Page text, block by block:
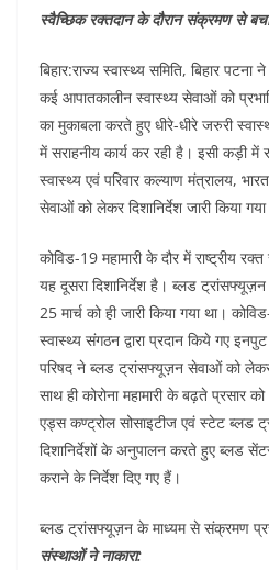
स्वैच्छिक रक्तदान के दौरान संक्रमण से
बिहार:राज्य स्वास्थ्य समिति, बिहार
कई आपातकालीन स्वास्थ्य सेवाओं को
का मुकाबला करते हुए धीरे-धीरे जरुरी
में सराहनीय कार्य कर रही है। इसी कड़ी में
स्वास्थ्य एवं परिवार कल्याण मंत्रालय,
सेवाओं को लेकर दिशानिर्देश जारी किया
कोविड-19 महामारी के दौर में राष्ट्रीय रक्त
यह दूसरा दिशानिर्देश है। ब्लड
25 मार्च को ही जारी किया गया था।
स्वास्थ्य संगठन द्वारा प्रदान किये गए
परिषद ने ब्लड ट्रांसफ्यूज़न सेवाओं को लेकर
साथ ही कोरोना महामारी के बढ़ते प्रसार
एड्स कण्ट्रोल सोसाइटीज एवं स्टेट ब्लड
दिशानिर्देशों के अनुपालन करते हुए ब्लड
कराने के निर्देश दिए गए हैं।
ब्लड ट्रांसफ्यूज़न के माध्यम से संक्रमण
संस्थाओं ने नाकारा: